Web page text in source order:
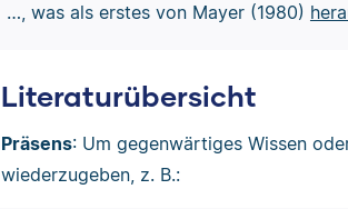
…, was als erstes von Mayer (1980)
Literaturübersicht
Präsens: Um gegenwärtiges Wissen
wiederzugeben, z. B.: